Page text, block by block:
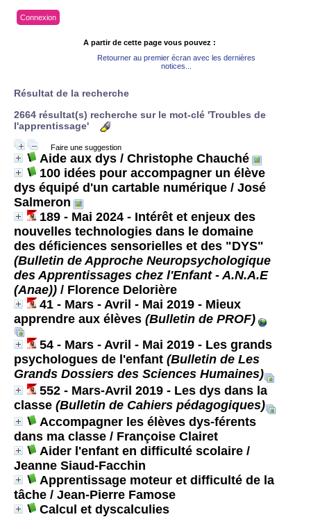
Connexion
A partir de cette page vous pouvez :
Retourner au premier écran avec les dernières
notices...
Résultat de la recherche
2664 résultat(s) recherche sur le mot-clé 'Troubles de
l'apprentissage'
Faire une suggestion
Aide aux dys / Christophe Chauché
100 idées pour accompagner un élève
dys équipé d'un cartable numérique / José
Salmeron
189 - Mai 2024 - Intérêt et enjeux des
nouvelles technologies dans le domaine
des déficiences sensorielles et des "DYS"
(Bulletin de Approche Neuropsychologique
des Apprentissages chez l'Enfant - A.N.A.E
(Anae)) / Florence Delorière
41 - Mars - Avril - Mai 2019 - Mieux
apprendre aux élèves (Bulletin de PROF)
54 - Mars - Avril - Mai 2019 - Les grands
psychologues de l'enfant (Bulletin de Les
Grands Dossiers des Sciences Humaines)
552 - Mars-Avril 2019 - Les dys dans la
classe (Bulletin de Cahiers pédagogiques)
Accompagner les élèves dys-férents
dans ma classe / Françoise Clairet
Aider l'enfant en difficulté scolaire /
Jeanne Siaud-Facchin
Apprentissage moteur et difficulté de la
tâche / Jean-Pierre Famose
Calcul et dyscalculies